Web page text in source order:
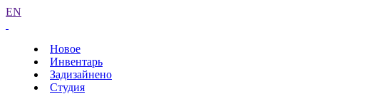
EN
Новое
Инвентарь
Задизайнено
Студия